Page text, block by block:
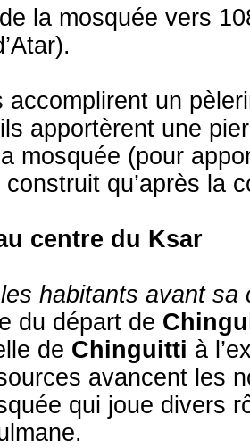
la mosquée vers
accomplirent un
apportèrent une
mosquée (pour
construit qu’après la
centre du Ksar
habitants avant sa
du départ de
de Chinguitti à
avancent les
qui joue divers